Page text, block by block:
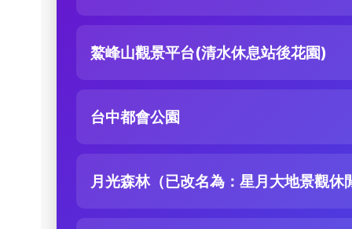
鰲峰山觀景平台(清水休息站後花園)
台中都會公園
月光森林（已改名為：星月大地景觀休